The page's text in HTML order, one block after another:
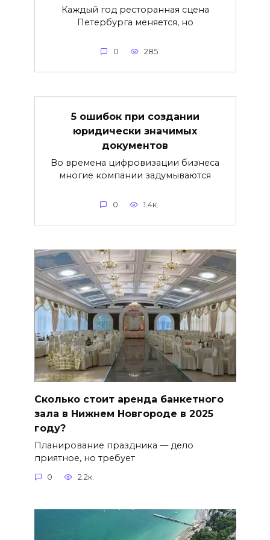
Каждый год ресторанная сцена
Петербурга меняется, но
0 285
5 ошибок при создании
юридически значимых
документов
Во времена цифровизации бизнеса
многие компании задумываются
0 1.4к.
Сколько стоит аренда банкетного
зала в Нижнем Новгороде в 2025
году?
Планирование праздника — дело
приятное, но требует
0 2.2к.